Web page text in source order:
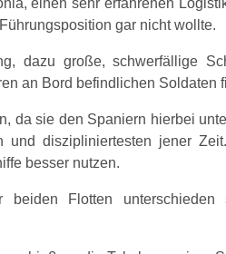
gar nicht wollte.
dazu große, schwerfällige
an Bord befindlichen Soldaten
da sie den Spaniern hierbei
diszipliniertesten jener
besser nutzen.
Flotten unterschieden